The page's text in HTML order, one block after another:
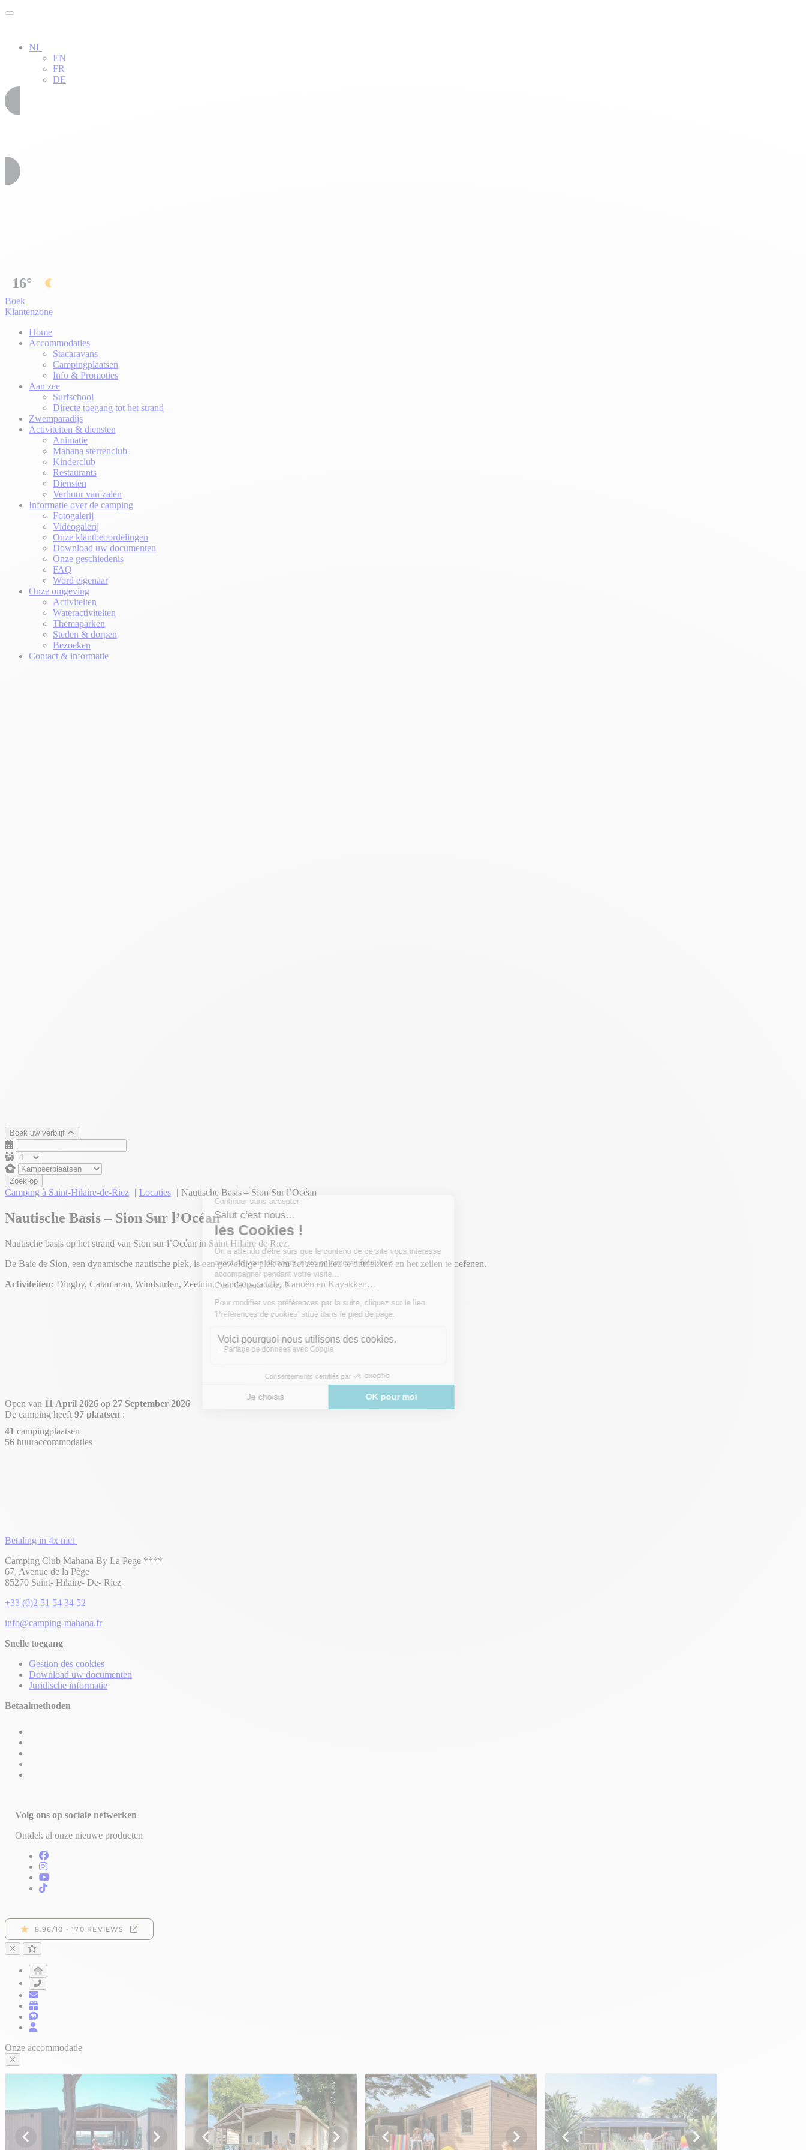
NL
EN
FR
DE
16°
Boek
Klantenzone
Home
Accommodaties
Stacaravans
Campingplaatsen
Info & Promoties
Aan zee
Surfschool
Directe toegang tot het strand
Zwemparadijs
Activiteiten & diensten
Animatie
Mahana sterrenclub
Kinderclub
Restaurants
Diensten
Verhuur van zalen
Informatie over de camping
Fotogalerij
Videogalerij
Onze klantbeoordelingen
Download uw documenten
Onze geschiedenis
FAQ
Word eigenaar
Onze omgeving
Activiteiten
Wateractiviteiten
Themaparken
Steden & dorpen
Bezoeken
Contact & informatie
Boek uw verblijf
Zoek op
Camping à Saint-Hilaire-de-Riez Locaties Nautische Basis – Sion Sur l’Océan
Nautische Basis – Sion Sur l’Océan
Nautische basis op het strand van Sion sur l’Océan in Saint Hilaire de Riez.
De Baie de Sion, een dynamische nautische plek, is een geweldige plek om het zeemilieu te ontdekken en het zeilen te oefenen.
Activiteiten: Dinghy, Catamaran, Windsurfen, Zeetuin, Stand-up-paddle, Kanoën en Kayakken…
Open van 11 April 2026 op 27 September 2026
De camping heeft 97 plaatsen :
41 campingplaatsen
56 huuraccommodaties
Betaling in 4x met
Camping Club Mahana By La Pege ****
67, Avenue de la Pège
85270 Saint- Hilaire- De- Riez
+33 (0)2 51 54 34 52
info@camping-mahana.fr
Snelle toegang
Gestion des cookies
Download uw documenten
Juridische informatie
Betaalmethoden
Volg ons op sociale netwerken
Ontdek al onze nieuwe producten
Onze accommodatie